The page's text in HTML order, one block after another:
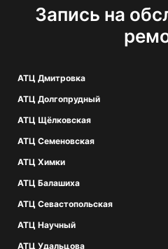
Запись на
АТЦ Дмитровка
АТЦ Долгопрудный
АТЦ Щёлковская
АТЦ Семеновская
АТЦ Химки
АТЦ Балашиха
АТЦ Севастопольская
АТЦ Научный
АТЦ Удальцова